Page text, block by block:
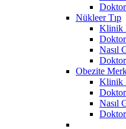
Nükleer Tıp
Klinik
Doktor
Nasıl
Obezite
Klinik
Doktor
Nasıl